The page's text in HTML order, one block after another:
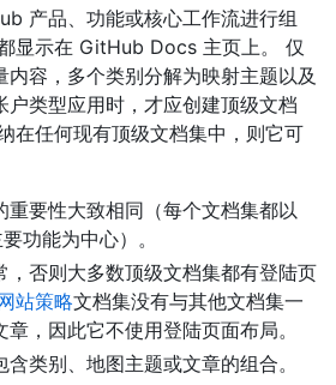
产品、功能或核心工作流进行组
显示在 GitHub Docs 主页上。 仅
内容，多个类别分解为映射主题以及
户类型应用时，才应创建顶级文档
在任何现有顶级文档集中，则它可
重要性大致相同（每个文档集都以
功能为中心）。
，否则大多数顶级文档集都有登陆页
站策略文档集没有与其他文档集一
，因此它不使用登陆页面布局。
类别、地图主题或文章的组合。